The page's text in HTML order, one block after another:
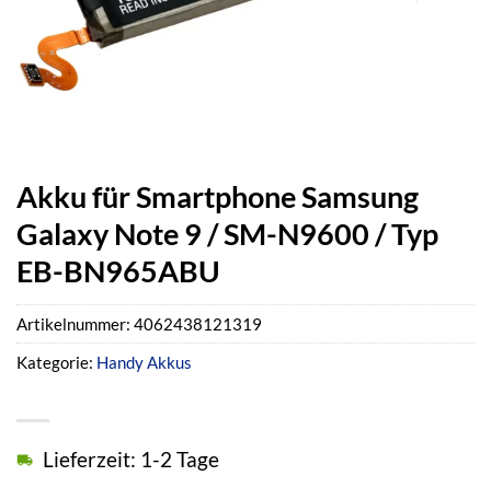
Akku für Smartphone Samsung
Galaxy Note 9 / SM-N9600 / Typ
EB-BN965ABU
Lieferzeit: 1-2 Tage
Artikelnummer: 4062438121319
Kategorie: Handy Akkus